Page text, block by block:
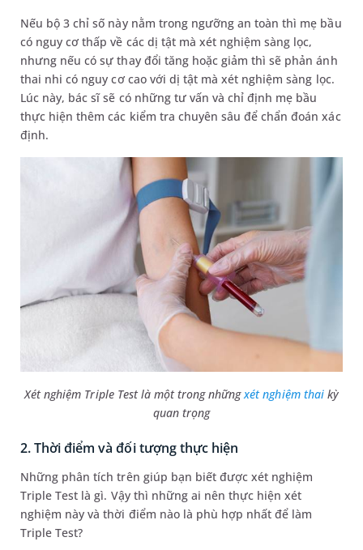
Nếu bộ 3 chỉ số này nằm trong ngưỡng an toàn thì mẹ bầu
có nguy cơ thấp về các dị tật mà xét nghiệm sàng lọc,
nhưng nếu có sự thay đổi tăng hoặc giảm thì sẽ phản ánh
thai nhi có nguy cơ cao với dị tật mà xét nghiệm sàng lọc.
Lúc này, bác sĩ sẽ có những tư vấn và chỉ định mẹ bầu
thực hiện thêm các kiểm tra chuyên sâu để chẩn đoán xác
định.
Xét nghiệm Triple Test là một trong nhữngxét nghiệm thaikỳ
quan trọng
2. Thời điểm và đối tượng thực hiện
Những phân tích trên giúp bạn biết được xét nghiệm
Triple Test là gì. Vậy thì những ai nên thực hiện xét
nghiệm này và thời điểm nào là phù hợp nhất để làm
Triple Test?